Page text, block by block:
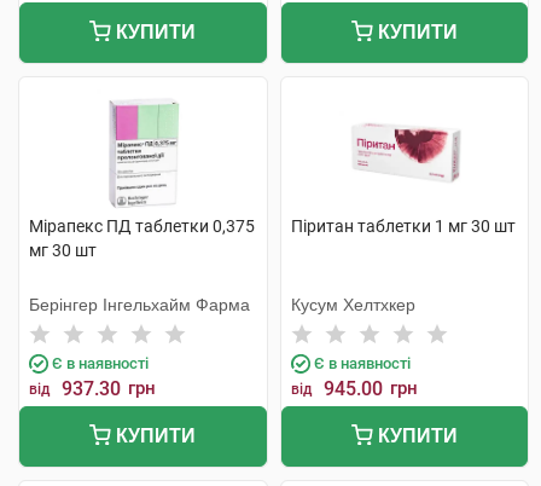
КУПИТИ КУПИТИ
Мірапекс ПД таблетки 0,375
мг 30 шт
Берінгер Інгельхайм Фарма
Є в наявності
від 937.30 грн
КУПИТИ
Піритан таблетки 1 мг 30 шт
Кусум Хелтхкер
Є в наявності
від 945.00 грн
КУПИТИ